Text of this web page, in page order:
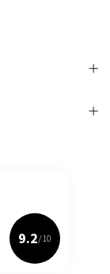
9.2/10